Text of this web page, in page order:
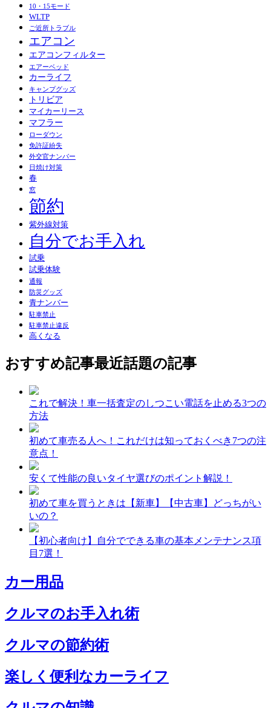
10・15モード
WLTP
ご近所トラブル
エアコン
エアコンフィルター
エアーベッド
カーライフ
キャンプグッズ
トリビア
マイカーリース
マフラー
ローダウン
免許証紛失
外交官ナンバー
日焼け対策
春
窓
節約
紫外線対策
自分でお手入れ
試乗
試乗体験
通報
防災グッズ
青ナンバー
駐車禁止
駐車禁止違反
高くなる
おすすめ記事最近話題の記事
これで解決！車一括査定のしつこい電話を止める3つの
方法
初めて車売る人へ！これだけは知っておくべき7つの注
意点！
安くて性能の良いタイヤ選びのポイント解説！
初めて車を買うときは【新車】【中古車】どっちがい
いの？
【初心者向け】自分でできる車の基本メンテナンス項
目7選！
カー用品
クルマのお手入れ術
クルマの節約術
楽しく便利なカーライフ